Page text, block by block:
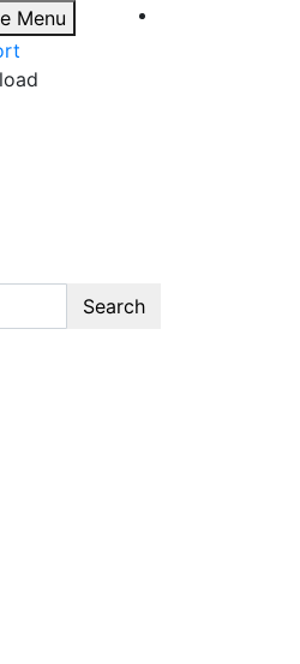
Menu
Search